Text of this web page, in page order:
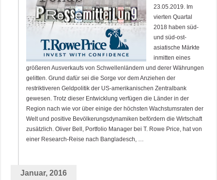
23.05.2019. Im
vierten Quartal
2018 haben süd-
und süd-ost-
asiatische Märkte
inmitten eines
größeren Ausverkaufs von Schwellenländern und derer Währungen
gelitten. Grund dafür sei die Sorge vor dem Anziehen der
restriktiveren Geldpolitik der US-amerikanischen Zentralbank
gewesen. Trotz dieser Entwicklung verfügen die Länder in der
Region nach wie vor über einige der höchsten Wachstumsraten der
Welt und positive Bevölkerungsdynamiken befördern die Wirtschaft
zusätzlich. Oliver Bell, Portfolio Manager bei T. Rowe Price, hat von
einer Research-Reise nach Bangladesch, …
Januar, 2016